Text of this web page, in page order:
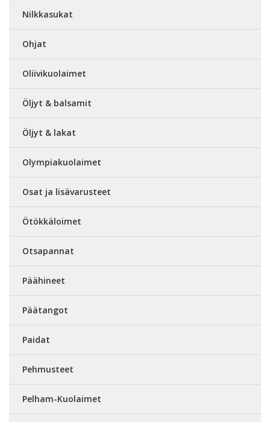
Nilkkasukat
Ohjat
Oliivikuolaimet
Öljyt & balsamit
Öljyt & lakat
Olympiakuolaimet
Osat ja lisävarusteet
Ötökkäloimet
Otsapannat
Päähineet
Päätangot
Paidat
Pehmusteet
Pelham-Kuolaimet